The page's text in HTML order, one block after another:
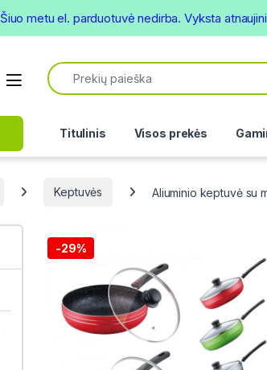
Open
Search for:
Titulinis Visos prekės
Keptuvės Aliuminio keptuvė su
-29%
Šiuo metu el. parduotuvė nedirba. Vyksta